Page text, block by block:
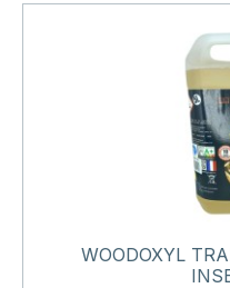
WOODOXYL